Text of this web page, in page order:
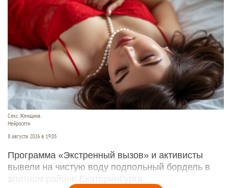
Секс. Женщина.
Нейросети
8 августа 2026 в 19:05
Программа «Экстренный вызов» и активисты
вывели на чистую воду подпольный бордель в
элитном районе Екатеринбурга.